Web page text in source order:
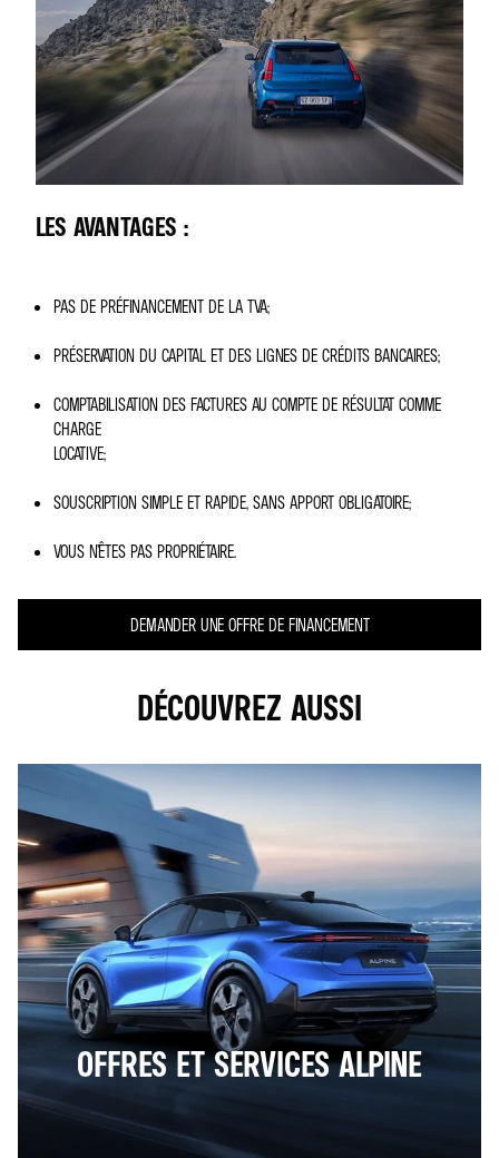
LES AVANTAGES :
PAS DE PRÉFINANCEMENT DE LA TVA;
PRÉSERVATION DU CAPITAL ET DES LIGNES DE CRÉDITS BANCAIRES;
COMPTABILISATION DES FACTURES AU COMPTE DE RÉSULTAT COMME
CHARGE
LOCATIVE;
SOUSCRIPTION SIMPLE ET RAPIDE, SANS APPORT OBLIGATOIRE;
VOUS N’ÊTES PAS PROPRIÉTAIRE.
DEMANDER UNE OFFRE DE FINANCEMENT
DÉCOUVREZ AUSSI
OFFRES ET SERVICES ALPINE